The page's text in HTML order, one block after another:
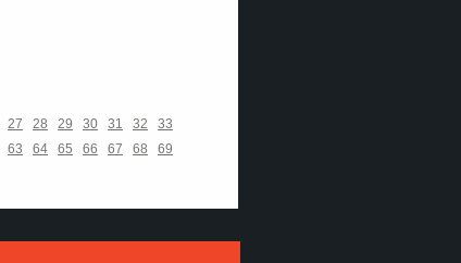
27 28 29 30 31 32
33
63 64 65 66 67 68
69